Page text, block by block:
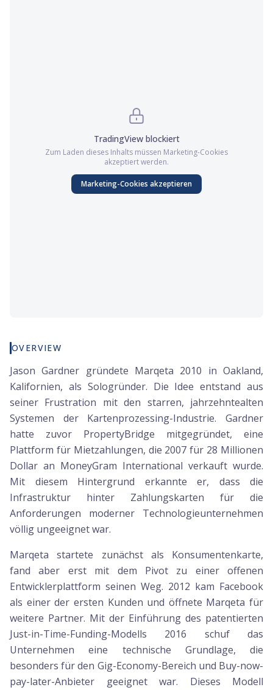
TradingViewblockiert
Zum Laden dieses Inhalts müssen Marketing-Cookies
akzeptiert werden.
Marketing-Cookies akzeptieren
OVERVIEW
Jason Gardner gründete Marqeta 2010 in Oakland,
Kalifornien, als Sologründer. Die Idee entstand aus
seiner Frustration mit den starren, jahrzehntealten
Systemen der Kartenprozessing-Industrie. Gardner
hatte zuvor PropertyBridge mitgegründet, eine
Plattform für Mietzahlungen, die 2007 für 28 Millionen
Dollar an MoneyGram International verkauft wurde.
Mit diesem Hintergrund erkannte er, dass die
Infrastruktur hinter Zahlungskarten für die
Anforderungen moderner Technologieunternehmen
völlig ungeeignet war.
Marqeta startete zunächst als Konsumentenkarte,
fand aber erst mit dem Pivot zu einer offenen
Entwicklerplattform seinen Weg. 2012 kam Facebook
als einer der ersten Kunden und öffnete Marqeta für
weitere Partner. Mit der Einführung des patentierten
Just-in-Time-Funding-Modells 2016 schuf das
Unternehmen eine technische Grundlage, die
besonders für den Gig-Economy-Bereich und Buy-now-
pay-later-Anbieter geeignet war. Dieses Modell